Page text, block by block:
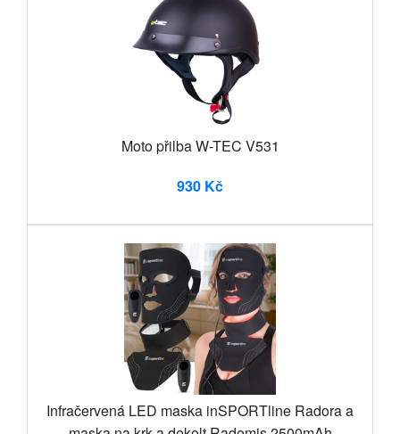
Moto přilba W-TEC V531
930 Kč
Infračervená LED maska inSPORTline Radora a